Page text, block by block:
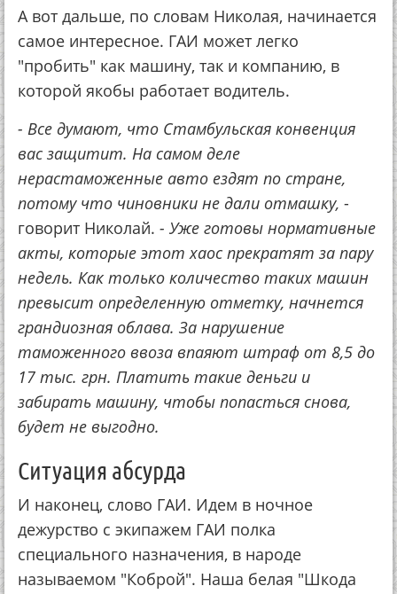
А вот дальше, по словам Николая, начинается
самое интересное. ГАИ может легко
"пробить" как машину, так и компанию, в
которой якобы работает водитель.
- Все думают, что Стамбульская конвенция
вас защитит. На самом деле
нерастаможенные авто ездят по стране,
потому что чиновники не дали отмашку, -
говорит Николай. - Уже готовы нормативные
акты, которые этот хаос прекратят за пару
недель. Как только количество таких машин
превысит определенную отметку, начнется
грандиозная облава. За нарушение
таможенного ввоза впаяют штраф от 8,5 до
17 тыс. грн. Платить такие деньги и
забирать машину, чтобы попасться снова,
будет не выгодно.
Ситуация абсурда
И наконец, слово ГАИ. Идем в ночное
дежурство с экипажем ГАИ полка
специального назначения, в народе
называемом "Коброй". Наша белая "Шкода